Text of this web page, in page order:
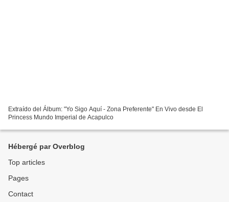
Extraído del Álbum: "Yo Sigo Aquí - Zona Preferente" En Vivo desde El
Princess Mundo Imperial de Acapulco
Hébergé par Overblog
Top articles
Pages
Contact